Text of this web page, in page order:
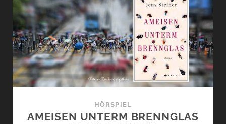
HÖRSPIEL
AMEISEN UNTERM BRENNGLAS